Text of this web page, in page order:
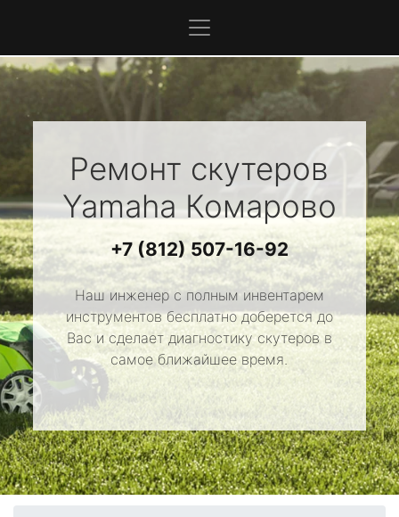
Ремонт скутеров
YamahaКомарово
+7 (812) 507-16-92
Наш инженер с полным инвентарем
инструментов бесплатно доберется до
Вас и сделает диагностику скутеров в
самое ближайшее время.